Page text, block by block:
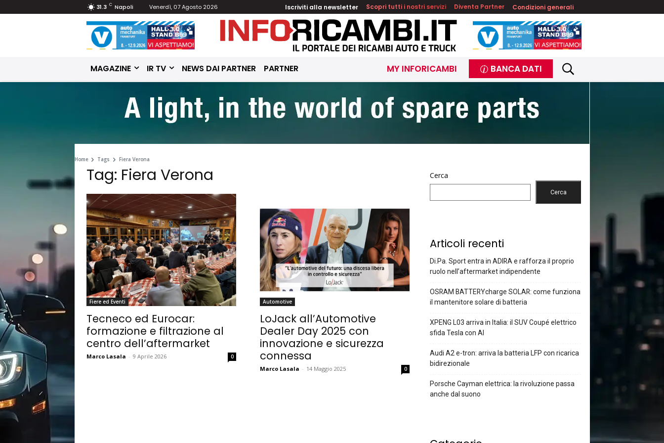
31.3 C Napoli Venerdì, 07 Agosto 2026 Iscriviti alla newsletter Scopri tutti i nostri servizi Diventa Partner Condizioni generali
MAGAZINE IR TV NEWS DAI PARTNER PARTNER MY INFORICAMBI BANCA DATI
Home Tags Fiera Verona
Tag: Fiera Verona
Fiere ed Eventi
Tecneco ed Eurocar:
formazione e filtrazione al
centro dell’aftermarket
Marco Lasala - 9 Aprile 2026 0
Automotive
LoJack all’Automotive
Dealer Day 2025 con
innovazione e sicurezza
connessa
Marco Lasala - 14 Maggio 2025 0
Cerca
Cerca
Articoli recenti
Di.Pa. Sport entra in ADIRA e rafforza il proprio
ruolo nell’aftermarket indipendente
OSRAM BATTERYcharge SOLAR: come funziona
il mantenitore solare di batteria
XPENG L03 arriva in Italia: il SUV Coupé elettrico
sfida Tesla con AI
Audi A2 e-tron: arriva la batteria LFP con ricarica
bidirezionale
Porsche Cayman elettrica: la rivoluzione passa
anche dal suono